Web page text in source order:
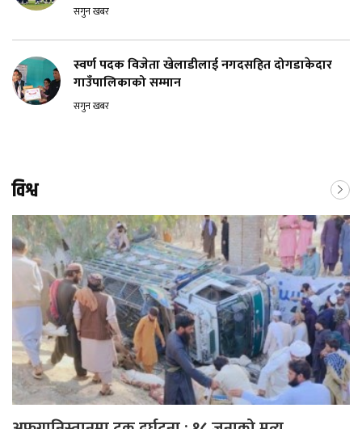
सगुन खबर
स्वर्ण पदक विजेता खेलाडीलाई नगदसहित दोगडाकेदार
गाउँपालिकाको सम्मान
सगुन खबर
विश्व